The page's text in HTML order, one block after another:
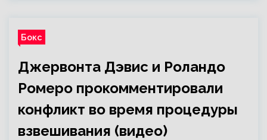
Бокс
Джервонта Дэвис и Роландо
Ромеро прокомментировали
конфликт во время процедуры
взвешивания (видео)